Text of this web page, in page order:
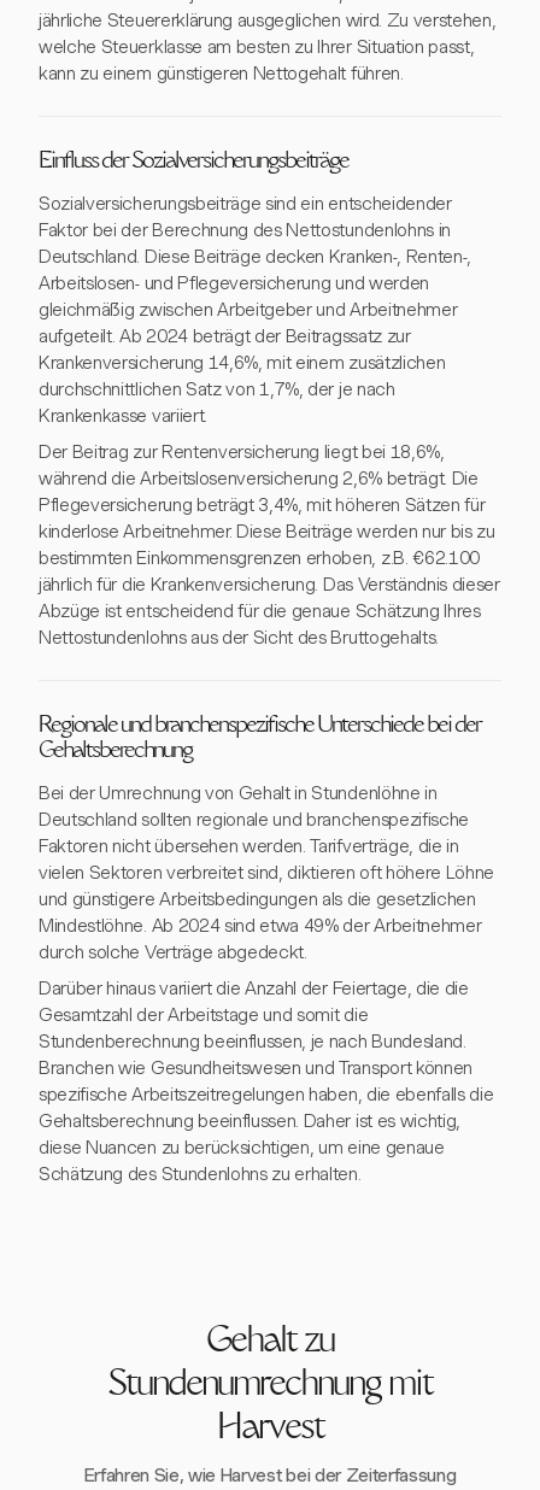
jährliche Steuererklärung ausgeglichen wird. Zu verstehen,
welche Steuerklasse am besten zu Ihrer Situation passt,
kann zu einem günstigeren Nettogehalt führen.
Einfluss der Sozialversicherungsbeiträge
Sozialversicherungsbeiträge sind ein entscheidender
Faktor bei der Berechnung des Nettostundenlohns in
Deutschland. Diese Beiträge decken Kranken-, Renten-,
Arbeitslosen- und Pflegeversicherung und werden
gleichmäßig zwischen Arbeitgeber und Arbeitnehmer
aufgeteilt. Ab 2024 beträgt der Beitragssatz zur
Krankenversicherung 14,6%, mit einem zusätzlichen
durchschnittlichen Satz von 1,7%, der je nach
Krankenkasse variiert.
Der Beitrag zur Rentenversicherung liegt bei 18,6%,
während die Arbeitslosenversicherung 2,6% beträgt. Die
Pflegeversicherung beträgt 3,4%, mit höheren Sätzen für
kinderlose Arbeitnehmer. Diese Beiträge werden nur bis zu
bestimmten Einkommensgrenzen erhoben, z.B. €62.100
jährlich für die Krankenversicherung. Das Verständnis dieser
Abzüge ist entscheidend für die genaue Schätzung Ihres
Nettostundenlohns aus der Sicht des Bruttogehalts.
Regionale und branchenspezifische Unterschiede bei der
Gehaltsberechnung
Bei der Umrechnung von Gehalt in Stundenlöhne in
Deutschland sollten regionale und branchenspezifische
Faktoren nicht übersehen werden. Tarifverträge, die in
vielen Sektoren verbreitet sind, diktieren oft höhere Löhne
und günstigere Arbeitsbedingungen als die gesetzlichen
Mindestlöhne. Ab 2024 sind etwa 49% der Arbeitnehmer
durch solche Verträge abgedeckt.
Darüber hinaus variiert die Anzahl der Feiertage, die die
Gesamtzahl der Arbeitstage und somit die
Stundenberechnung beeinflussen, je nach Bundesland.
Branchen wie Gesundheitswesen und Transport können
spezifische Arbeitszeitregelungen haben, die ebenfalls die
Gehaltsberechnung beeinflussen. Daher ist es wichtig,
diese Nuancen zu berücksichtigen, um eine genaue
Schätzung des Stundenlohns zu erhalten.
Gehalt zu
Stundenumrechnung mit
Harvest
Erfahren Sie, wie Harvest bei der Zeiterfassung